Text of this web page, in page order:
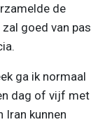
de
goed van pas
ga ik normaal
dag of vijf met
Iran kunnen